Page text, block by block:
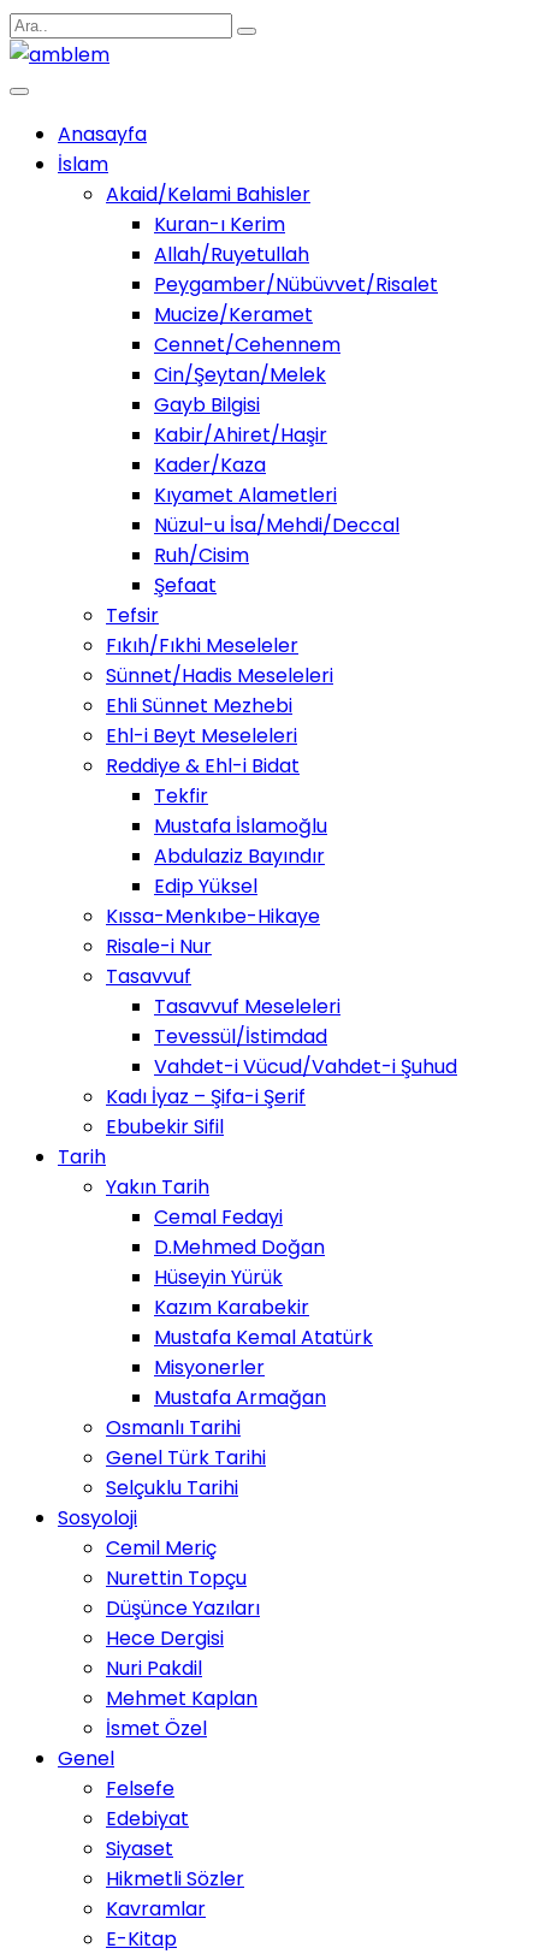
Anasayfa
İslam
Akaid/Kelami Bahisler
Kuran-ı Kerim
Allah/Ruyetullah
Peygamber/Nübüvvet/Risalet
Mucize/Keramet
Cennet/Cehennem
Cin/Şeytan/Melek
Gayb Bilgisi
Kabir/Ahiret/Haşir
Kader/Kaza
Kıyamet Alametleri
Nüzul-u İsa/Mehdi/Deccal
Ruh/Cisim
Şefaat
Tefsir
Fıkıh/Fıkhi Meseleler
Sünnet/Hadis Meseleleri
Ehli Sünnet Mezhebi
Ehl-i Beyt Meseleleri
Reddiye & Ehl-i Bidat
Tekfir
Mustafa İslamoğlu
Abdulaziz Bayındır
Edip Yüksel
Kıssa-Menkıbe-Hikaye
Risale-i Nur
Tasavvuf
Tasavvuf Meseleleri
Tevessül/İstimdad
Vahdet-i Vücud/Vahdet-i Şuhud
Kadı İyaz – Şifa-i Şerif
Ebubekir Sifil
Tarih
Yakın Tarih
Cemal Fedayi
D.Mehmed Doğan
Hüseyin Yürük
Kazım Karabekir
Mustafa Kemal Atatürk
Misyonerler
Mustafa Armağan
Osmanlı Tarihi
Genel Türk Tarihi
Selçuklu Tarihi
Sosyoloji
Cemil Meriç
Nurettin Topçu
Düşünce Yazıları
Hece Dergisi
Nuri Pakdil
Mehmet Kaplan
İsmet Özel
Genel
Felsefe
Edebiyat
Siyaset
Hikmetli Sözler
Kavramlar
E-Kitap